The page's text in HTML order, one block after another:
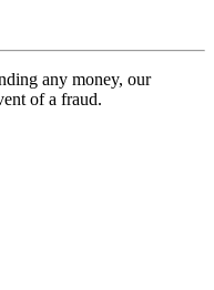
any money, our
of a fraud.